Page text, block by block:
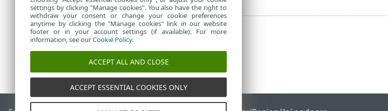
settings by clicking "Manage cookies". You also have the right to
withdraw your consent or change your cookie preferences
anytime by clicking the "Manage cookies" link in our website
footer or in your account settings (if available). For more
information, see ourCookie Policy.
ACCEPT ALL AND CLOSE
ACCEPT ESSENTIAL COOKIES ONLY